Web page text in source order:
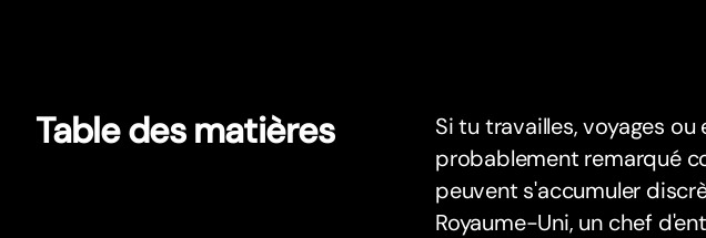
Table des matières
Si tu travailles, voyages ou
probablement remarqué
peuvent s'accumuler
Royaume-Uni, un chef